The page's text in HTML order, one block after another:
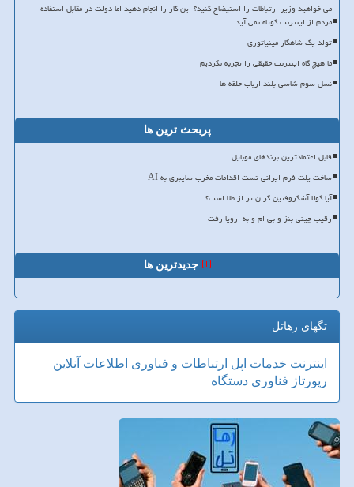
می خواهید وزیر ارتباطات را استیضاح کنید؟ این کار را انجام دهید اما دولت در مقابل استفاده
مردم از اینترنت کوتاه نمی آید
تولد یک شاهکار مینیاتوری
ما هیچ گاه اینترنت حقیقی را تجربه نکردیم
نسل سوم شاسی بلند ارباب حلقه ها
پربحث ترین ها
قابل اعتمادترین برندهای موبایل
ساخت پلت فرم ایرانی تست اقدامات مخرب سایبری به AI
آیا کولا آشکروفتین گران تر از طلا است؟
رقیب چینی بنز و بی ام و به اروپا رفت
جدیدترین ها
تگهای رهاتل
اینترنت خدمات اپل ارتباطات و فناوری اطلاعات آنلاین
رپورتاژ فناوری دستگاه